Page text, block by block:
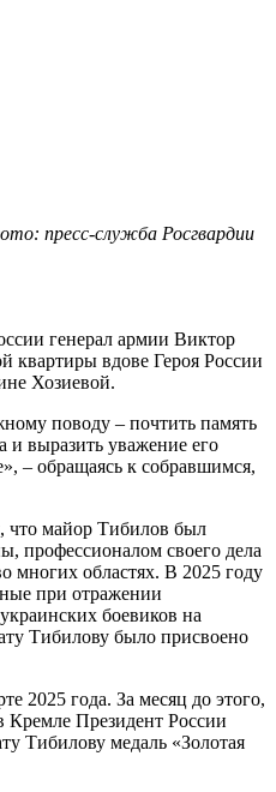
пресс-служба Росгвардии
генерал армии Виктор
квартиры вдове Героя России
Хозиевой.
поводу – почтить память
и выразить уважение его
– обращаясь к собравшимся,
что майор Тибилов был
профессионалом своего дела
многих областях. В 2025 году
при отражении
боевиков на
Тибилову было присвоено
2025 года. За месяц до этого,
Кремле Президент России
Тибилову медаль «Золотая